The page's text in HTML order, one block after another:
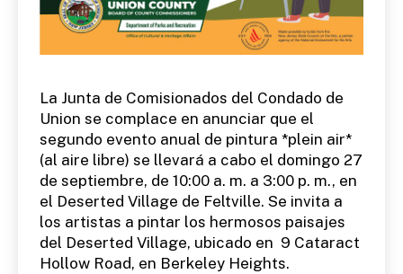
La Junta de Comisionados del Condado de
Union se complace en anunciar que el
segundo evento anual de pintura *plein air*
(al aire libre) se llevará a cabo el domingo 27
de septiembre, de 10:00 a. m. a 3:00 p. m., en
el Deserted Village de Feltville. Se invita a
los artistas a pintar los hermosos paisajes
del Deserted Village, ubicado en 9 Cataract
Hollow Road, en Berkeley Heights.